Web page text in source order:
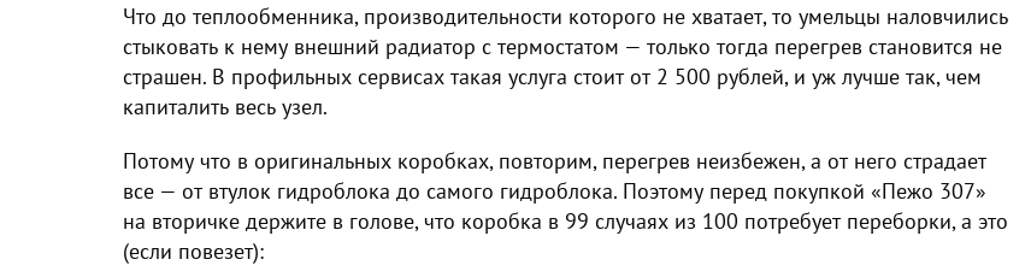
Что до теплообменника, производительности которого не хватает, то умельцы наловчились
стыковать к нему внешний радиатор с термостатом — только тогда перегрев становится не
страшен. В профильных сервисах такая услуга стоит от 2 500 рублей, и уж лучше так, чем
капиталить весь узел.
Потому что в оригинальных коробках, повторим, перегрев неизбежен, а от него страдает
все — от втулок гидроблока до самого гидроблока. Поэтому перед покупкой «Пежо 307»
на вторичке держите в голове, что коробка в 99 случаях из 100 потребует переборки, а это
(если повезет):